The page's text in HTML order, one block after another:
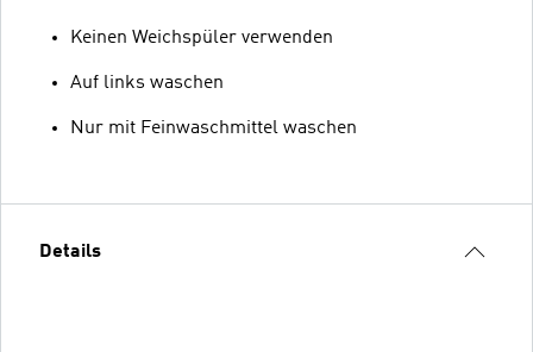
Keinen Weichspüler verwenden
Auf links waschen
Nur mit Feinwaschmittel waschen
Details